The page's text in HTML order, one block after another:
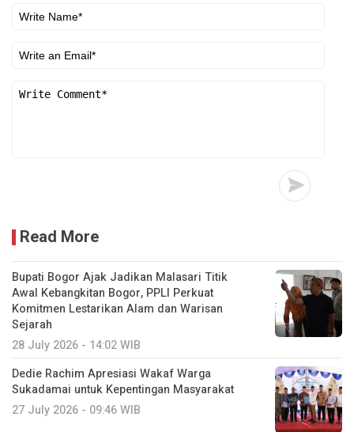
Read More
Bupati Bogor Ajak Jadikan Malasari Titik
Awal Kebangkitan Bogor, PPLI Perkuat
Komitmen Lestarikan Alam dan Warisan
Sejarah
28 July 2026 - 14:02 WIB
Dedie Rachim Apresiasi Wakaf Warga
Sukadamai untuk Kepentingan Masyarakat
27 July 2026 - 09:46 WIB